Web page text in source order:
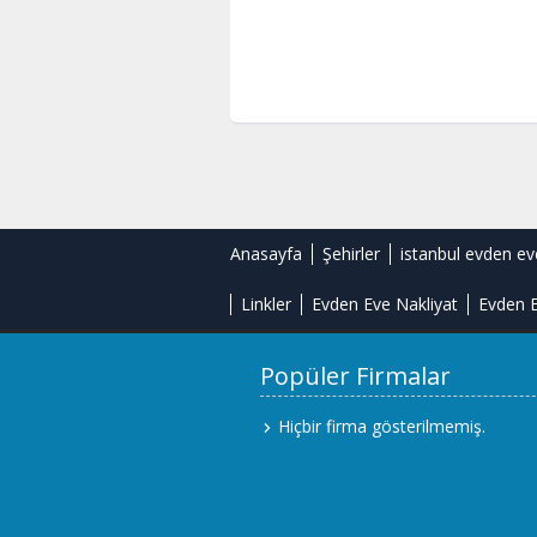
Anasayfa Şehirler istanbul evden
Linkler Evden Eve Nakliyat Evden
Popüler Firmalar
Hiçbir firma gösterilmemiş.